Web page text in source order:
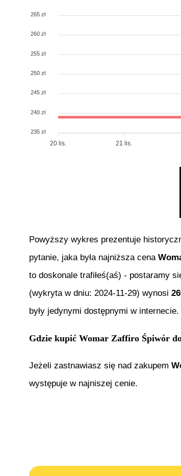
265 zł
260 zł
255 zł
250 zł
245 zł
240 zł
235 zł
20 lis. 21 lis.
Powyższy wykres prezentuje
pytanie, jaka była najniższa cena
to doskonale trafiłeś(aś) - postaramy
(wykryta w dniu: 2024-11-29) wynosi
były jedynymi dostępnymi w internecie.
Gdzie kupić Womar Zaffiro Śpiwór
Jeżeli zastnawiasz się nad zakupem
występuje w najniszej cenie.